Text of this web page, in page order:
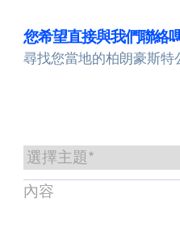
產品
服務與支援
您希望直接與我們聯絡
尋找您當地的柏朗豪斯特